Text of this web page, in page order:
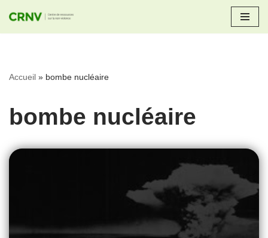
Aller
Accueil » bombe nucléaire
bombe nucléaire